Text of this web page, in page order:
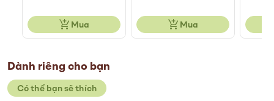
Mua Mua
Dành riêng cho bạn
Có thể bạn sẽ thích